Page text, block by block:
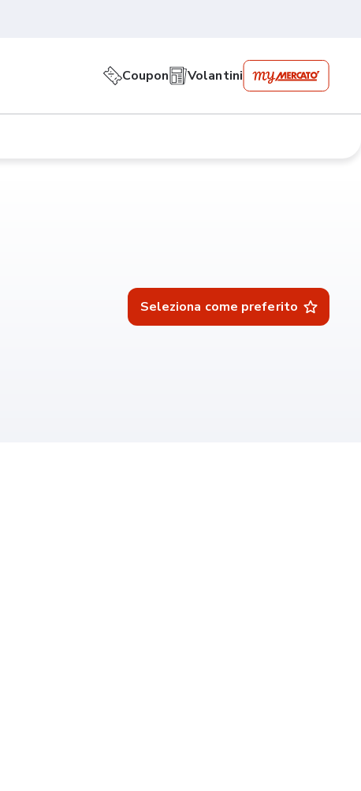
Coupon Volantini
Seleziona come preferito